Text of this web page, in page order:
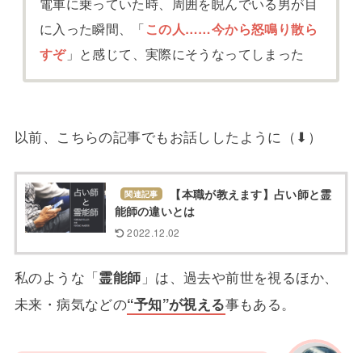
に入った瞬間、「この人……今から怒鳴り散ら
すぞ」と感じて、実際にそうなってしまった
以前、こちらの記事でもお話ししたように（⬇）
関連記事
【本職が教えます】占い師と霊
能師の違いとは
2022.12.02
私のような「霊能師 」は、過去や前世を視るほか、
未来・病気などの“予知”が視える事もある。